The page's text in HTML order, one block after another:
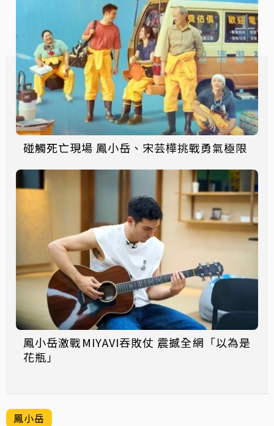
碰觸死亡現場 鳳小岳、宋芸樺挑戰勇氣極限
鳳小岳激戰MIYAVI吞敗仗 震撼全網「以為是
花瓶」
鳳小岳